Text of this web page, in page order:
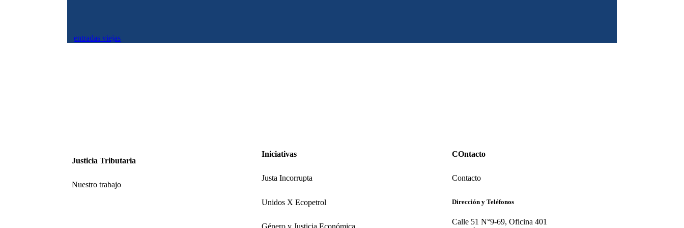
entradas viejas
Justicia Tributaria
Nuestro trabajo
Iniciativas
Justa Incorrupta
Unidos X Ecopetrol
Género y Justicia Económica
COntacto
Contacto
Dirección y Teléfonos
Calle 51 N°9-69, Oficina 401